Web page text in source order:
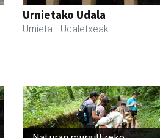
Urnietako Udala
Urnieta - Udaletxeak